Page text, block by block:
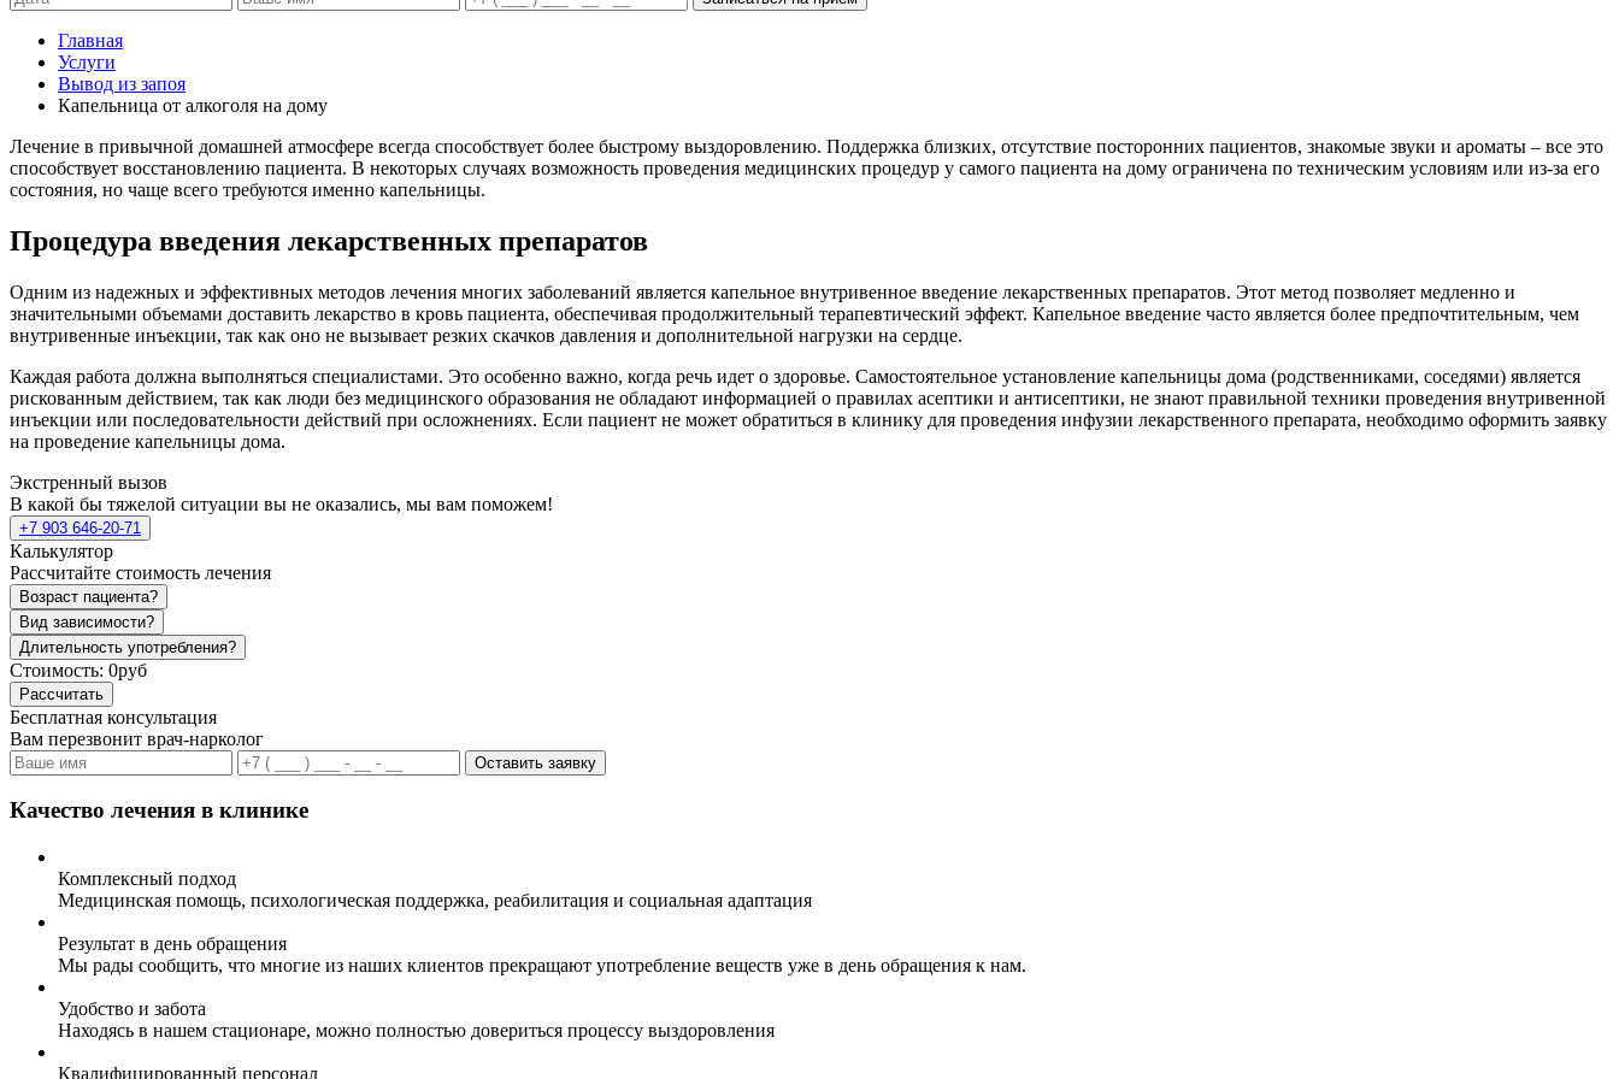
Главная
Услуги
Вывод из запоя
Капельница от алкоголя на дому
Лечение в привычной домашней атмосфере всегда способствует более быстрому выздоровлению. Поддержка близких, отсутствие посторонних пациентов, знакомые звуки и ароматы – все это
способствует восстановлению пациента. В некоторых случаях возможность проведения медицинских процедур у самого пациента на дому ограничена по техническим условиям или из-за его
состояния, но чаще всего требуются именно капельницы.
Процедура введения лекарственных препаратов
Одним из надежных и эффективных методов лечения многих заболеваний является капельное внутривенное введение лекарственных препаратов. Этот метод позволяет медленно и
значительными объемами доставить лекарство в кровь пациента, обеспечивая продолжительный терапевтический эффект. Капельное введение часто является более предпочтительным, чем
внутривенные инъекции, так как оно не вызывает резких скачков давления и дополнительной нагрузки на сердце.
Каждая работа должна выполняться специалистами. Это особенно важно, когда речь идет о здоровье. Самостоятельное установление капельницы дома (родственниками, соседями) является
рискованным действием, так как люди без медицинского образования не обладают информацией о правилах асептики и антисептики, не знают правильной техники проведения внутривенной
инъекции или последовательности действий при осложнениях. Если пациент не может обратиться в клинику для проведения инфузии лекарственного препарата, необходимо оформить заявку
на проведение капельницы дома.
Экстренный вызов
В какой бы тяжелой ситуации вы не оказались, мы вам поможем!
+7 903 646-20-71
Калькулятор
Рассчитайте стоимость лечения
Возраст пациента?
Вид зависимости?
Длительность употребления?
Стоимость: 0руб
Рассчитать
Бесплатная консультация
Вам перезвонит врач-нарколог
Оставить заявку
Качество лечения в клинике
Комплексный подход
Медицинская помощь, психологическая поддержка, реабилитация и социальная адаптация
Результат в день обращения
Мы рады сообщить, что многие из наших клиентов прекращают употребление веществ уже в день обращения к нам.
Удобство и забота
Находясь в нашем стационаре, можно полностью довериться процессу выздоровления
Квалифицированный персонал